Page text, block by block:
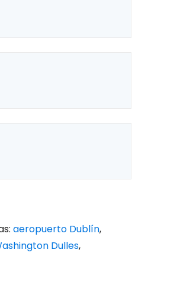
aeropuerto Dublín,
Dulles,